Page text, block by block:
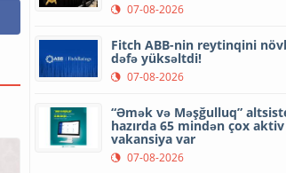
07-08-2026
Fitch ABB-nin reytinqini
dəfə yüksəltdi!
07-08-2026
“Əmək və Məşğulluq”
hazırda 65 mindən çox aktiv
vakansiya var
07-08-2026